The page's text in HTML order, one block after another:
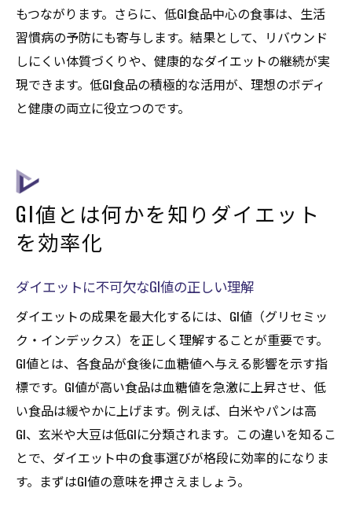
もつながります。さらに、低GI食品中心の食事は、生活
習慣病の予防にも寄与します。結果として、リバウンド
しにくい体質づくりや、健康的なダイエットの継続が実
現できます。低GI食品の積極的な活用が、理想のボディ
と健康の両立に役立つのです。
GI値とは何かを知りダイエット
を効率化
ダイエットに不可欠なGI値の正しい理解
ダイエットの成果を最大化するには、GI値（グリセミッ
ク・インデックス）を正しく理解することが重要です。
GI値とは、各食品が食後に血糖値へ与える影響を示す指
標です。GI値が高い食品は血糖値を急激に上昇させ、低
い食品は緩やかに上げます。例えば、白米やパンは高
GI、玄米や大豆は低GIに分類されます。この違いを知るこ
とで、ダイエット中の食事選びが格段に効率的になりま
す。まずはGI値の意味を押さえましょう。